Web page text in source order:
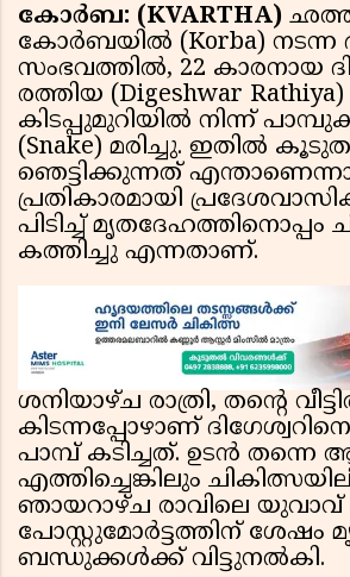
കോര്‍ബ: (KVARTHA)
കോര്‍ബയില്‍ (Korba) നടന്ന
സംഭവത്തില്‍, 22 കാരനായ
രത്തിയ (Digeshwar Rathiya)
കിടപ്പുമുറിയില്‍ നിന്ന്
(Snake) മരിച്ചു. ഇതില്‍
ഞെട്ടിക്കുന്നത്
പ്രതികാരമായി
പിടിച്ച് മൃതദേഹത്തിനൊപ്പം
കത്തിച്ചു എന്നതാണ്.
ശനിയാഴ്ച രാത്രി, തന്റെ
കിടന്നപ്പോഴാണ്
പാമ്പ് കടിച്ചത്. ഉടന്‍ തന്നെ
എത്തിച്ചെങ്കിലും
ഞായറാഴ്ച രാവിലെ യുവാവ്
പോസ്റ്റുമോര്‍ട്ടത്തിന് ശേഷം
ബന്ധുക്കള്‍ക്ക് വിട്ടുനല്‍കി.